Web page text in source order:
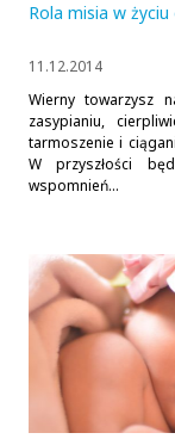
Rola misia w życiu
11.12.2014
Wierny towarzysz
zasypianiu,
tarmoszenie i
W przyszłości
wspomnień...